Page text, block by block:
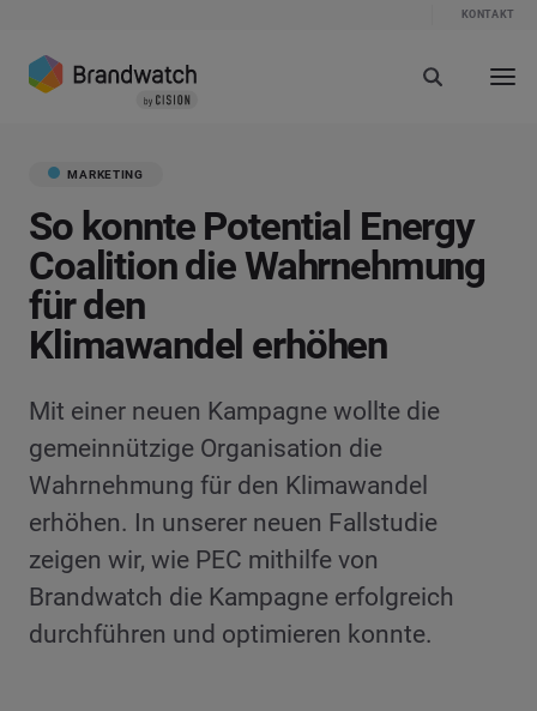
KONTAKT
MARKETING
So konnte Potential Energy
Coalition die Wahrnehmung
für den
Klimawandel erhöhen
Mit einer neuen Kampagne wollte die
gemeinnützige Organisation die
Wahrnehmung für den Klimawandel
erhöhen. In unserer neuen Fallstudie
zeigen wir, wie PEC mithilfe von
Brandwatch die Kampagne erfolgreich
durchführen und optimieren konnte.